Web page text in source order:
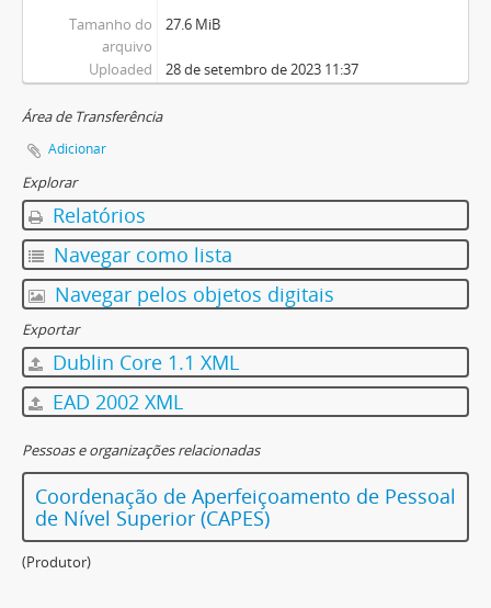
Tamanho do
arquivo
27.6 MiB
Uploaded 28 de setembro de 2023 11:37
Área de Transferência
Adicionar
Explorar
Relatórios
Navegar como lista
Navegar pelos objetos digitais
Exportar
Dublin Core 1.1 XML
EAD 2002 XML
Pessoas e organizações relacionadas
Coordenação de Aperfeiçoamento de Pessoal
de Nível Superior (CAPES)
(Produtor)